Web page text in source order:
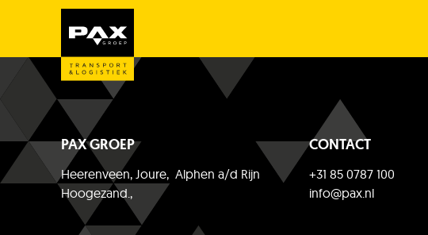
PAX GROEP
Heerenveen, Joure, Alphen a/d Rijn
Hoogezand.,
CONTACT
+31 85 0787 100
info@pax.nl